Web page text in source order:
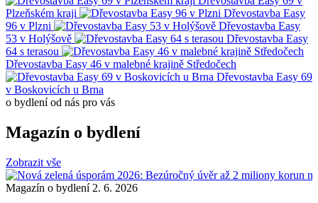
Plzeňském kraji
Dřevostavba Easy
96 v Plzni
Dřevostavba Easy
53 v Holýšově
Dřevostavba Easy
64 s terasou
Dřevostavba Easy 46 v malebné krajině Středočech
Dřevostavba Easy 69
v Boskovicích u Brna
o bydlení od nás pro vás
Magazín o bydlení
Zobrazit vše
Magazín o bydlení 11. 5. 2026